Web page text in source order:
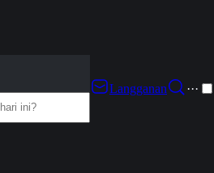
Langganan
···